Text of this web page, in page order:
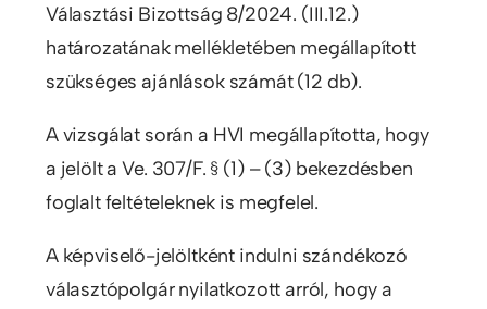
Választási Bizottság 8/2024. (III.12.)
határozatának mellékletében megállapított
szükséges ajánlások számát (12 db).
A vizsgálat során a HVI megállapította, hogy
a jelölt a Ve. 307/F. § (1) – (3) bekezdésben
foglalt feltételeknek is megfelel.
A képviselő-jelöltként indulni szándékozó
választópolgár nyilatkozott arról, hogy a